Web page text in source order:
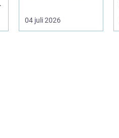
växter klarar. De ger
sku...
04 juli 2026